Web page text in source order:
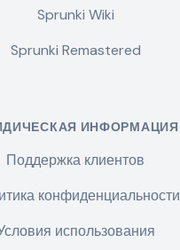
Sprunki Wiki
Sprunki Remastered
ИНФОРМАЦИЯ
Поддержка клиентов
конфиденциальности
использования